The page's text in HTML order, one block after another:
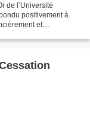
de l’Université
positivement à
et